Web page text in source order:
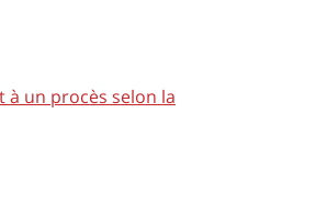
un procès selon la